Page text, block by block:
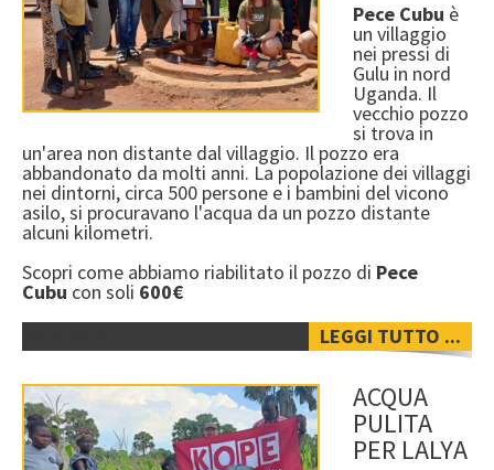
Pece Cubu è
un villaggio
nei pressi di
Gulu in nord
Uganda. Il
vecchio pozzo
si trova in
un'area non distante dal villaggio. Il pozzo era
abbandonato da molti anni. La popolazione dei villaggi
nei dintorni, circa 500 persone e i bambini del vicono
asilo, si procuravano l'acqua da un pozzo distante
alcuni kilometri.
Scopri come abbiamo riabilitato il pozzo di Pece
Cubu con soli 600€
LEGGI TUTTO ...
ACQUA
PULITA
PER LALYA